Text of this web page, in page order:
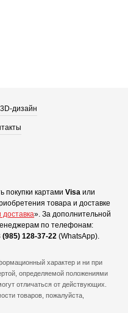
3D-дизайн
покупки картами Visa или
товара и доставке
». За дополнительной
по телефонам:
(985) 128-37-22 (WhatsApp).
характер и ни при
определяемой положениями
отличаться от действующих.
товаров, пожалуйста,